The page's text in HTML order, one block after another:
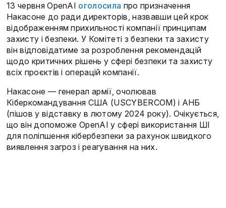
13 червня OpenAI оголосила про призначення
Накасоне до ради директорів, назвавши цей крок
відображенням прихильності компанії принципам
захисту і безпеки. У Комітеті з безпеки та захисту
він відповідатиме за розроблення рекомендацій
щодо критичних рішень у сфері безпеки та захисту
всіх проєктів і операцій компанії.
Накасоне — генерал армії, очолював
Кіберкомандування США (USCYBERCOM) і АНБ
(пішов у відставку в лютому 2024 року). Очікується,
що він допоможе OpenAI у сфері використання ШІ
для поліпшення кібербезпеки за рахунок швидкого
виявлення загроз і реагування на них.